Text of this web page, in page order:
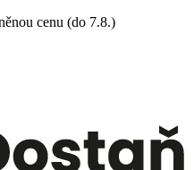
cenu (do 7.8.)